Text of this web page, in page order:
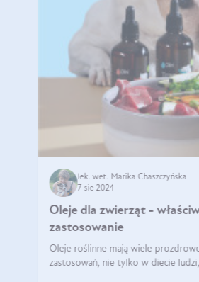
lek. wet. Marika Chaszczyńska
7 sie 2024
Oleje dla zwierząt -
zastosowanie
Oleje roślinne mają wiele
zastosowań, nie tylko w diecie